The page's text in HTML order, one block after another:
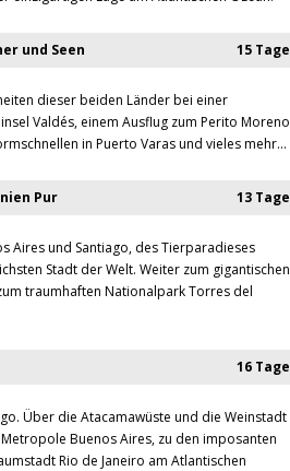
und Seen 15 Tage
dieser beiden Länder bei einer
Valdés, einem Ausflug zum Perito Moreno
in Puerto Varas und vieles mehr...
Pur 13 Tage
Aires und Santiago, des Tierparadieses
Stadt der Welt. Weiter zum gigantischen
traumhaften Nationalpark Torres del
16 Tage
Über die Atacamawüste und die Weinstadt
Buenos Aires, zu den imposanten
Rio de Janeiro am Atlantischen